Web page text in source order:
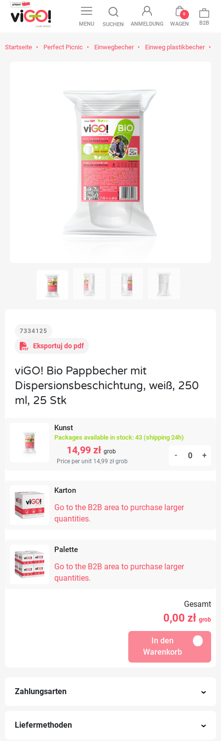
MENU SUCHEN ANMELDUNG WAGEN
0
B2B
Startseite Perfect Picnic Einwegbecher Einweg plastikbecher
7334125
Eksportuj do pdf
viGO! Bio Pappbecher mit
Dispersionsbeschichtung, weiß, 250
ml, 25 Stk
Kunst
Packages available in stock: 43 (shipping 24h)
14,99 zł grob
Price per unit 14,99 zł grob
- +
Karton
Go to the B2B area to purchase larger
quantities.
Palette
Go to the B2B area to purchase larger
quantities.
Gesamt
0,00 zł grob
In den
Warenkorb
Zahlungsarten
Liefermethoden